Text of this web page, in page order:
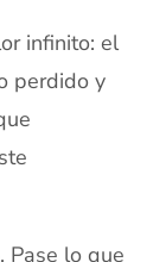
infinito: el
perdido y
Pase lo que